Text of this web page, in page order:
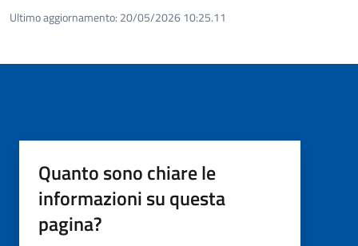
Ultimo aggiornamento: 20/05/2026 10:25.11
Quanto sono chiare le
informazioni su questa
pagina?